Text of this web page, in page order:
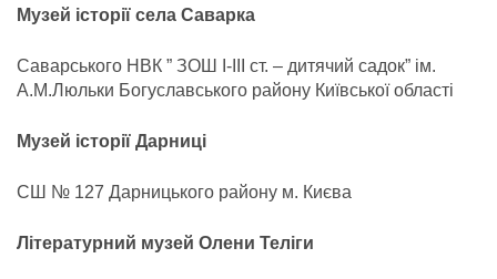
Музей історії села Саварка
Саварського НВК ” ЗОШ І-ІІІ ст. – дитячий садок” ім.
А.М.Люльки Богуславського району Київської області
Музей історії Дарниці
СШ № 127 Дарницького району м. Києва
Літературний музей Олени Теліги